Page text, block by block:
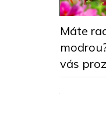
Máte
vás